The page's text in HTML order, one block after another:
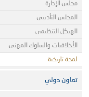
مجلس الإدارة
المجلس التأديبي
الهيكل التنظيمي
الأخلاقيات والسلوك المهني
لمحة تاريخية
تعاون دولي